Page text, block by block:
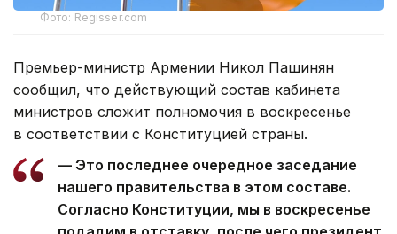
Фото: Regisser.com
Премьер-министр Армении Никол Пашинян
сообщил, что действующий состав кабинета
министров сложит полномочия в воскресенье
в соответствии с Конституцией страны.
— Это последнее очередное заседание
нашего правительства в этом составе.
Согласно Конституции, мы в воскресенье